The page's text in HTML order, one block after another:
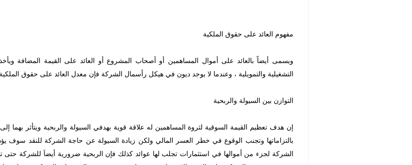
مفهوم العائد على حقوق الملكية
ويسمى أيضاً بالعائد على أموال المساهمين أو أصحاب المشروع أو العائد على القيمة المضافة ويأخذ
التشغيلية والتمويلية ، وعندما لا يوجد ديون في هيكل رأسمال الشركة فإن معدل العائد على حقوق
التوازن بين السيولة والربحية
إن هدف تعظيم القيمة السوقية لثروة المساهمين له علاقة قوية بهدفي السيولة والربحية ويتأثر بهما
بالتزاماتها وتجنب الوقوع في خطر العسر المالي ولكن زيادة السيولة عن حاجة الشركة للنقد سوف
الشركة لجزء من أموالها في استثمارات تجلب لها عوائد كذلك فإن الربحية ضرورية أيضاَ للشركة حتى